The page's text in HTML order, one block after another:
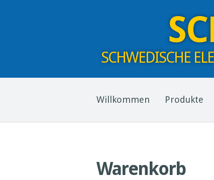
SCHWEDISCHE
Willkommen Produkte
Warenkorb